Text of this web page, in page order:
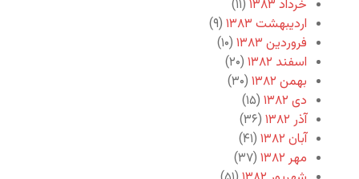
خرداد ۱۳۸۳
(۱۱)
اردیبهشت ۱۳۸۳
(۹)
فروردین ۱۳۸۳
(۱۰)
اسفند ۱۳۸۲
(۲۰)
بهمن ۱۳۸۲
(۳۰)
دی ۱۳۸۲
(۱۵)
آذر ۱۳۸۲
(۳۶)
آبان ۱۳۸۲
(۴۱)
مهر ۱۳۸۲
(۳۷)